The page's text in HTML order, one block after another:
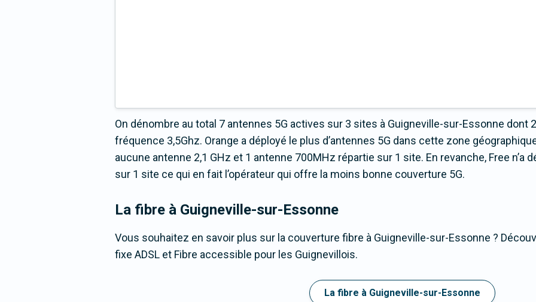
On dénombre au total 7 antennes 5G actives sur 3 sites à Guigneville-sur-Essonne dont
fréquence 3,5Ghz. Orange a déployé le plus d’antennes 5G dans cette zone
aucune antenne 2,1 GHz et 1 antenne 700MHz répartie sur 1 site. En revanche, Free n’a
sur 1 site ce qui en fait l’opérateur qui offre la moins bonne couverture 5G.
La fibre à Guigneville-sur-Essonne
Vous souhaitez en savoir plus sur la couverture fibre à Guigneville-sur-Essonne ?
fixe ADSL et Fibre accessible pour les Guignevillois.
La fibre à Guigneville-sur-Essonne